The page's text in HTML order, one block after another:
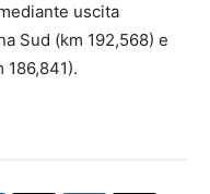
uscita
Sud (km 192,568) e